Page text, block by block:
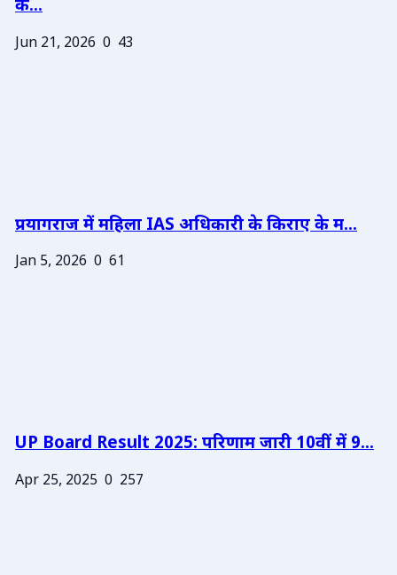
के...
Jun 21, 2026 0 43
प्रयागराज में महिला IAS अधिकारी के किराए के म...
Jan 5, 2026 0 61
UP Board Result 2025: परिणाम जारी 10वीं में 9...
Apr 25, 2025 0 257